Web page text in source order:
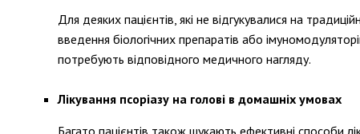
Для деяких пацієнтів, які не відгукувалися на
введення біологічних препаратів або
потребують відповідного медичного нагляду.
Лікування псоріазу на голові в домашніх умовах
Багато пацієнтів також шукають ефективні способи